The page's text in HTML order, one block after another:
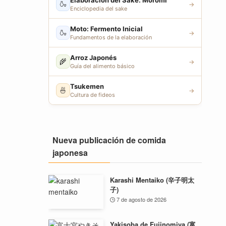
🍶
Enciclopedia del sake
→
🍶 Moto: Fermento Inicial
Fundamentos de la elaboración
→
🌾 Arroz Japonés
Guía del alimento básico
→
🍜 Tsukemen
Cultura de fideos
→
Nueva publicación de comida
japonesa
Karashi Mentaiko (辛子明太
子)
7 de agosto de 2026